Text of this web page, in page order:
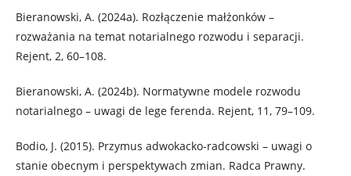
Bieranowski, A. (2024a). Rozłączenie małżonków –
rozważania na temat notarialnego rozwodu i separacji.
Rejent, 2, 60–108.
Bieranowski, A. (2024b). Normatywne modele rozwodu
notarialnego – uwagi de lege ferenda. Rejent, 11, 79–109.
Bodio, J. (2015). Przymus adwokacko-radcowski – uwagi o
stanie obecnym i perspektywach zmian. Radca Prawny.